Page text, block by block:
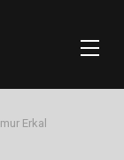
Erkal